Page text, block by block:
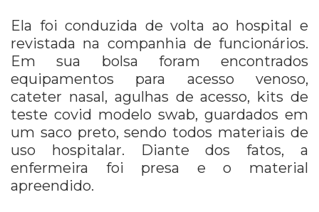
Ela foi conduzida de volta ao hospital e
revistada na companhia de funcionários.
Em sua bolsa foram encontrados
equipamentos para acesso venoso,
cateter nasal, agulhas de acesso, kits de
teste covid modelo swab, guardados em
um saco preto, sendo todos materiais de
uso hospitalar. Diante dos fatos, a
enfermeira foi presa e o material
apreendido.